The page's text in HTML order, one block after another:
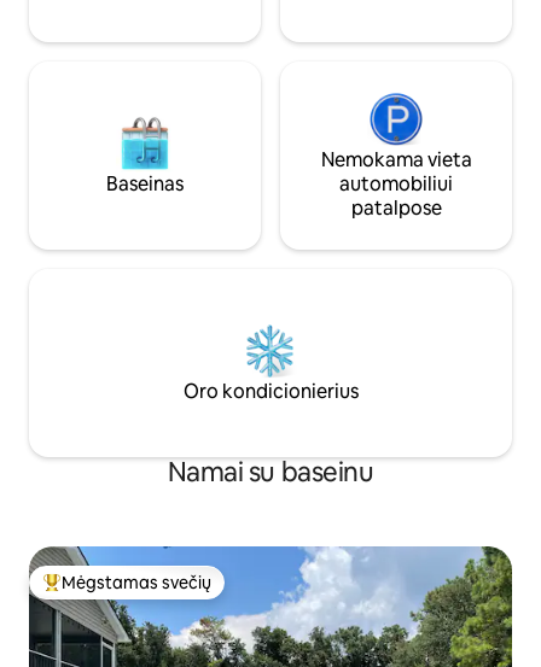
Baseinas
Nemokama vieta
automobiliui
patalpose
Oro kondicionierius
Namai su baseinu
Svečių mėgstamiausias
Mėgstamas svečių